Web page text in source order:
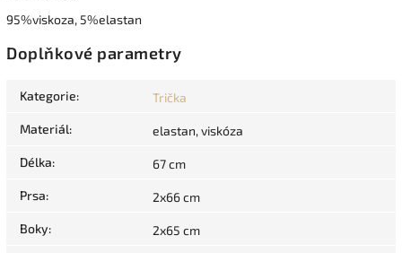
95%viskoza, 5%elastan
Doplňkové parametry
Kategorie: Trička
Materiál: elastan, viskóza
Délka: 67 cm
Prsa: 2x66 cm
Boky: 2x65 cm